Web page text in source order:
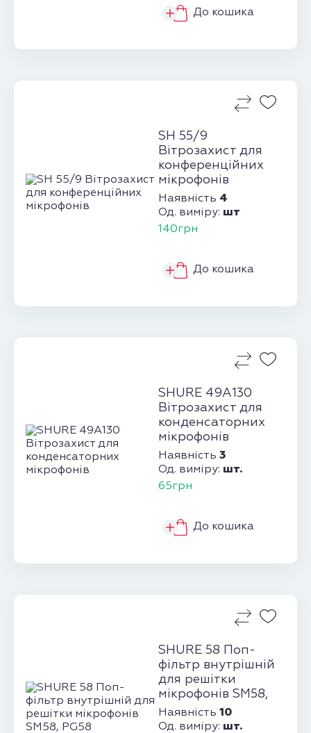
До кошика
SH 55/9
Вітрозахист для
конференційних
мікрофонів
Наявність 4
Од. виміру: шт
140грн
До кошика
SHURE 49A130
Вітрозахист для
конденсаторних
мікрофонів
Наявність 3
Од. виміру: шт.
65грн
До кошика
SHURE 58 Поп-
фільтр внутрішній
для решітки
мікрофонів SM58,
PG58
Наявність 10
Од. виміру: шт.